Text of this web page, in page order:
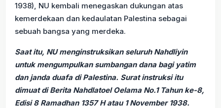
1938), NU kembali menegaskan dukungan atas
kemerdekaan dan kedaulatan Palestina sebagai
sebuah bangsa yang merdeka.
Saat itu, NU menginstruksikan seluruh Nahdliyin
untuk mengumpulkan sumbangan dana bagi yatim
dan janda duafa di Palestina. Surat instruksi itu
dimuat di Berita Nahdlatoel Oelama No.1 Tahun ke-8,
Edisi 8 Ramadhan 1357 H atau 1 November 1938.